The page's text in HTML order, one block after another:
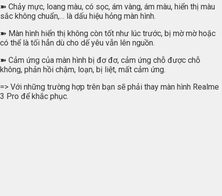
➽ Chảy mực, loang màu, có sọc, ám vàng, ám màu, hiển thị màu
sắc không chuẩn,… là dấu hiệu hỏng màn hình.
➽ Màn hình hiển thị không còn tốt như lúc trước, bị mờ mờ hoặc
có thể là tối hẳn dù cho dế yêu vẫn lên nguồn.
➽ Cảm ứng của màn hình bị đơ đơ, cảm ứng chỗ được chỗ
không, phản hồi chậm, loạn, bị liệt, mất cảm ứng.
=> Với những trường hợp trên bạn sẽ phải thay màn hình Realme
3 Pro để khắc phục.